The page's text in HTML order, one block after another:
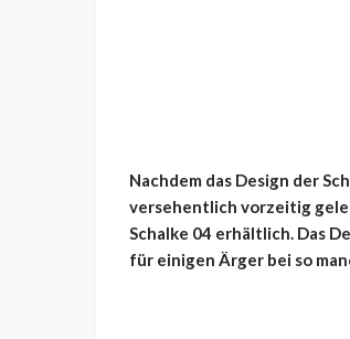
Nachdem das Design der
versehentlich vorzeitig
Schalke 04 erhältlich. Das
für einigen Ärger bei so